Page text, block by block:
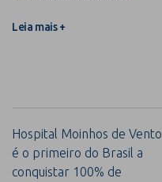
Leia mais +
Hospital Moinhos de Vento
é o primeiro do Brasil a
conquistar 100% de